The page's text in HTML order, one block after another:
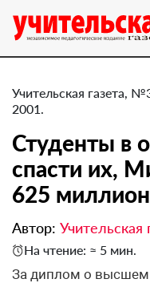
Учительская газета,
2001.
Студенты в
спасти их,
625
Автор: Учительская
На чтение: ≈ 5 мин.
За диплом о высшем